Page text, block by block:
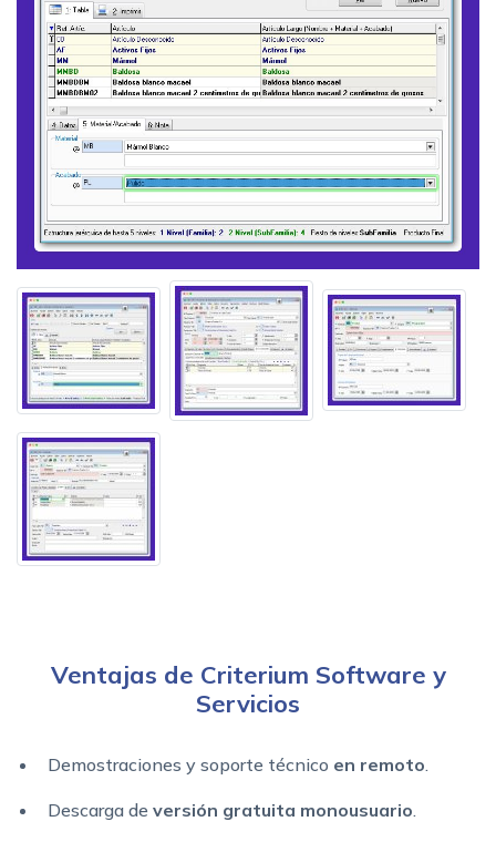
Ventajas de Criterium Software y
Servicios
Demostraciones y soporte técnico en remoto
Descarga de versión gratuita monousuario